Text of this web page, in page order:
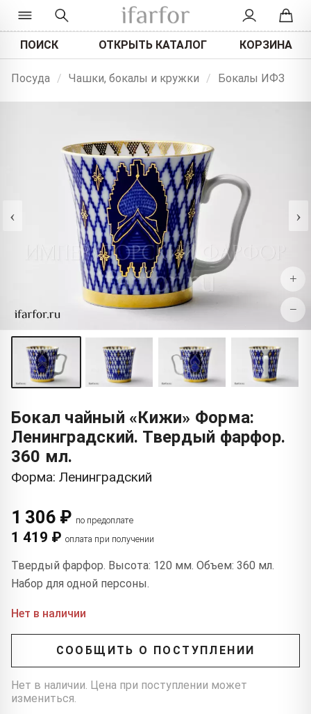
ПОИСК ОТКРЫТЬ КАТАЛОГ КОРЗИНА
Посуда / Чашки, бокалы и кружки / Бокалы ИФЗ
‹ ›
+
−
Бокал чайный «Кижи» Форма:
Ленинградский. Твердый фарфор.
360 мл.
Форма: Ленинградский
1 306 ₽ по предоплате
1 419 ₽ оплата при получении
Твердый фарфор. Высота: 120 мм. Объем: 360 мл.
Набор для одной персоны.
Нет в наличии
СООБЩИТЬ О ПОСТУПЛЕНИИ
Нет в наличии. Цена при поступлении может
измениться.